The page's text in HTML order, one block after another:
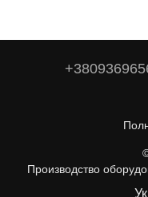
Производство